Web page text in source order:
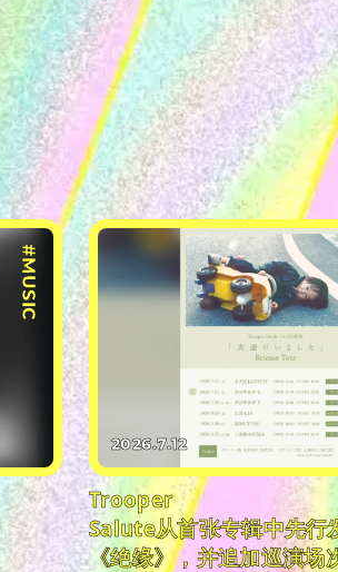
#MUSIC
2026.7.12
Trooper
Salute从首张专辑中先行
《绝缘》，并追加巡演场